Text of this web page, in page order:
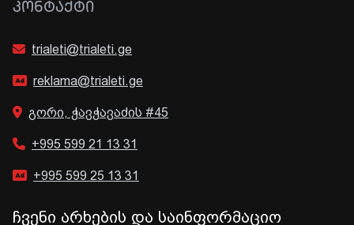
ᲙᲝᲜᲢᲐᲥᲢᲘ
trialeti@trialeti.ge
reklama@trialeti.ge
გორი, ჭავჭავაძის #45
+995 599 21 13 31
+995 599 25 13 31
ჩვენი არხების და საინფორმაციო